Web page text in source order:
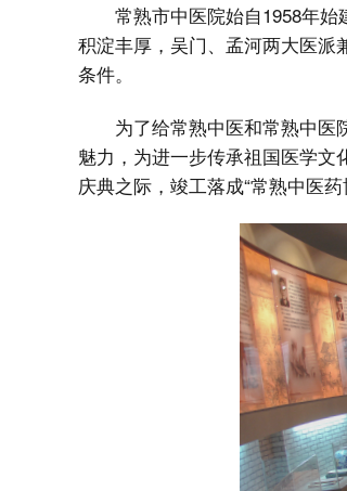
常熟市中医院始自1958年
积淀丰厚，吴门、孟河两大医派
条件。
为了给常熟中医和常熟中医
魅力，为进一步传承祖国医学
庆典之际，竣工落成“常熟中医